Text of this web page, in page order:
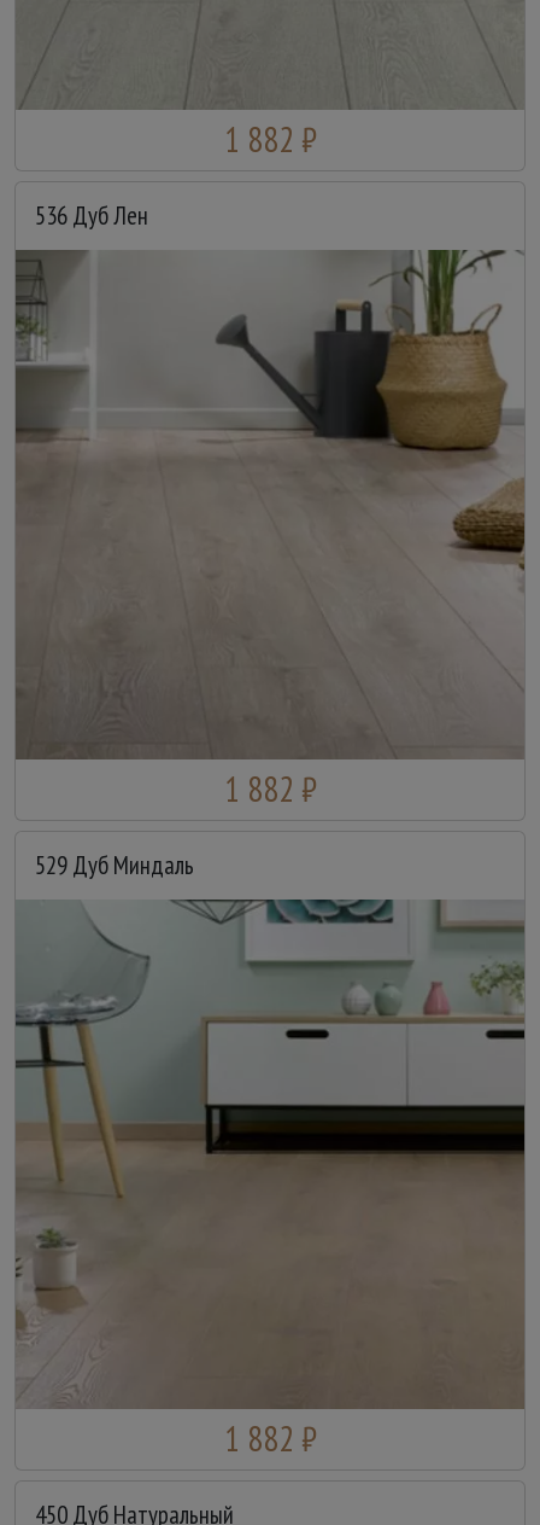
1 882 ₽
536 Дуб Лен
1 882 ₽
529 Дуб Миндаль
1 882 ₽
450 Дуб Натуральный